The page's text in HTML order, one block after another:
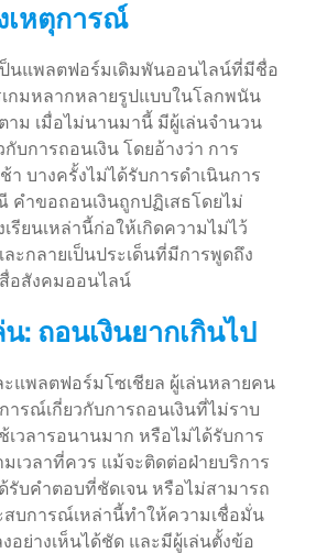
เหตุการณ์
ป็นแพลตฟอร์มเดิมพันออนไลน์ที่มีชื่อ
เกมหลากหลายรูปแบบในโลกพนัน
าม เมื่อไม่นานมานี้ มีผู้เล่นจำนวน
บการถอนเงิน โดยอ้างว่า การ
า บางครั้งไม่ได้รับการดำเนินการ
คำขอถอนเงินถูกปฏิเสธโดยไม่
รียนเหล่านี้ก่อให้เกิดความไม่ไว้
ละกลายเป็นประเด็นที่มีการพูดถึง
อสังคมออนไลน์
น: ถอนเงินยากเกินไป
แพลตฟอร์มโซเชียล ผู้เล่นหลายคน
รณ์เกี่ยวกับการถอนเงินที่ไม่ราบ
เวลารอนานมาก หรือไม่ได้รับการ
เวลาที่ควร แม้จะติดต่อฝ่ายบริการ
รับคำตอบที่ชัดเจน หรือไม่สามารถ
บการณ์เหล่านี้ทำให้ความเชื่อมั่น
ย่างเห็นได้ชัด และมีผู้เล่นตั้งข้อ